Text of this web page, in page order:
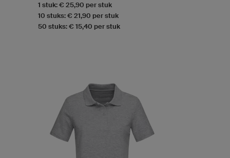
1 stuk: € 25,90 per stuk
10 stuks: € 21,90 per stuk
50 stuks: € 15,40 per stuk